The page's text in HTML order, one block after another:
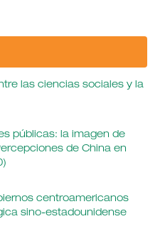
las ciencias sociales y la
públicas: la imagen de
de China en
centroamericanos
sino-estadounidense